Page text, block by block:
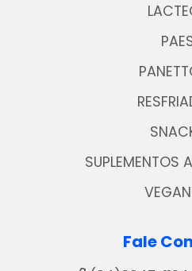
SUPLEMENTOS
Fale